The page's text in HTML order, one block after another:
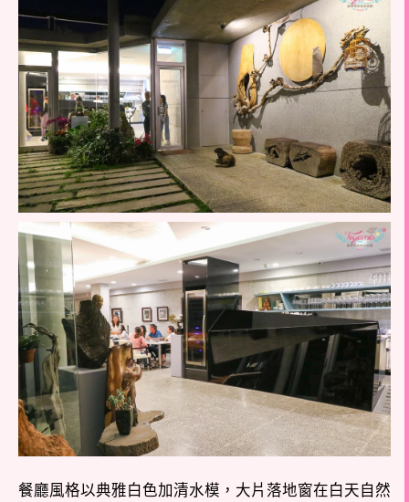
餐廳風格以典雅白色加清水模，大片落地窗在白天自然